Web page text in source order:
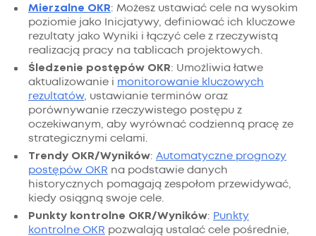
Mierzalne OKR: Możesz ustawiać cele na wysokim
poziomie jako Inicjatywy, definiować ich kluczowe
rezultaty jako Wyniki i łączyć cele z rzeczywistą
realizacją pracy na tablicach projektowych.
Śledzenie postępów OKR: Umożliwia łatwe
aktualizowanie i monitorowanie kluczowych
rezultatów, ustawianie terminów oraz
porównywanie rzeczywistego postępu z
oczekiwanym, aby wyrównać codzienną pracę ze
strategicznymi celami.
Trendy OKR/Wyników: Automatyczne prognozy
postępów OKR na podstawie danych
historycznych pomagają zespołom przewidywać,
kiedy osiągną swoje cele.
Punkty kontrolne OKR/Wyników: Punkty
kontrolne OKR pozwalają ustalać cele pośrednie,